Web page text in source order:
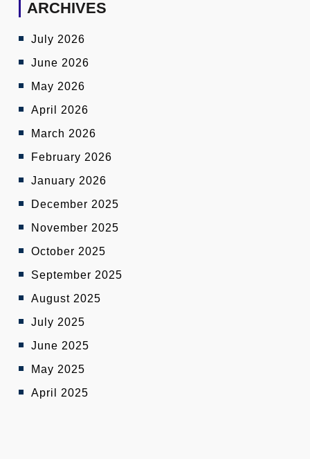
ARCHIVES
July 2026
June 2026
May 2026
April 2026
March 2026
February 2026
January 2026
December 2025
November 2025
October 2025
September 2025
August 2025
July 2025
June 2025
May 2025
April 2025